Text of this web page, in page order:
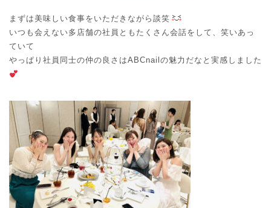
まずは美味しい食事をいただきながら談笑
いつも会えない多店舗の社員ともたくさん会話をして、笑いあっ
ていて
やっぱり社員同士の仲の良さはABCnailの魅力だなと実感しました